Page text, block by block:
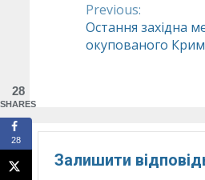
Continue
Reading
Previous:
Остання західна
окупованого
Залишити
28
SHARES
28